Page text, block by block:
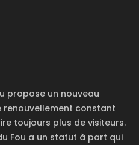
propose un nouveau
constant
toujours plus de visiteurs.
Fou a un statut à part qui